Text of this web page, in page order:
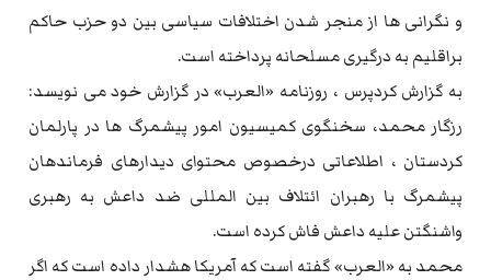
و نگرانی ها از منجر شدن اختلافات سیاسی بین دو حزب حاکم
براقلیم به درگیری مسلحانه پرداخته است.
به گزارش کردپرس ، روزنامه «العرب» در گزارش خود می نویسد:
رزگار محمد، سخنگوی کمیسیون امور پیشمرگ ها در پارلمان
کردستان ، اطلاعاتی درخصوص محتوای دیدارهای فرماندهان
پیشمرگ با رهبران ائتلاف بین المللی ضد داعش به رهبری
واشنگتن علیه داعش فاش کرده است.
محمد به «العرب» گفته است که آمریکا هشدار داده است که اگر